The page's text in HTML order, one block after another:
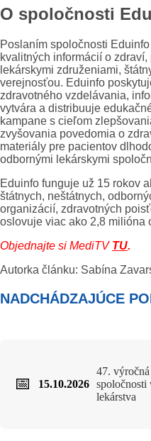
O spoločnosti
Poslaním spoločnosti
kvalitných informácií o
lekárskymi združeniami,
verejnosťou. Eduinfo
zdravotného vzdelávania,
vytvára a distribuuje
kampane s cieľom
zvyšovania povedomia o
materiály pre pacientov
odbornými lekárskymi
Eduinfo funguje už 15 rokov
štátnych, neštátnych,
organizácií, zdravotných
oslovuje viac ako 2,8 milióna
Objednajte si MediTV TU.
Autorka článku: Sabína
NADCHÁDZAJÚCE
📅 15.10.2026
47.
spoločnosti
lekárstva